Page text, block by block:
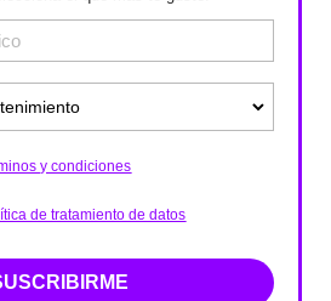
y condiciones
de tratamiento de datos